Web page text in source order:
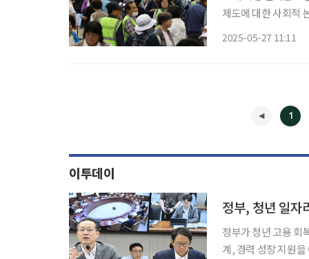
제도에 대한 사회적
2025-05-27 11:11
1
이투데이
정부, 청년 일
정부가 청년 고용 회
계, 경력 성장 지원